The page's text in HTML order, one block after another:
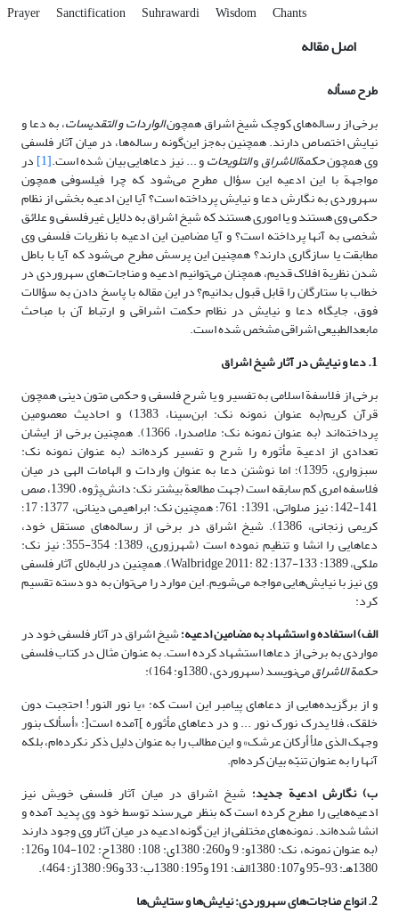
Prayer Sanctification Suhrawardi Wisdom Chants
اصل مقاله
طرح مسأله
برخی از رساله‌های کوچک شیخ اشراق همچونالواردات و التقدیسات، به دعا و
نیایش اختصاص دارند. همچنین به‌جز این‌گونه رساله‌ها، در میان آثار فلسفی
وی همچونحکمة‌الاشراقوالتلویحاتو ... نیز دعاهایی بیان شده است.[1] در
مواجهة با این ادعیه این سؤال مطرح می‌شود که چرا فیلسوفی همچون
سهروردی به نگارش دعا و نیایش پرداخته است؟ آیا این ادعیه بخشی از نظام
حکمی وی هستند و یا اموری هستند که شیخ اشراق به دلایل غیرفلسفی و علائق
شخصی به آنها پرداخته است؟ و آیا مضامین این ادعیه با نظریات فلسفی وی
مطابقت یا سازگاری دارند؟ همچنین این پرسش مطرح می‌شود که آیا با باطل
شدن نظریة افلاک قدیم، همچنان می‌توانیم ادعیه و مناجات‌های سهروردی در
خطاب با ستارگان را قابل قبول بدانیم؟ در این مقاله با پاسخ دادن به سؤالات
فوق، جایگاه دعا و نیایش در نظام حکمت اشراقی و ارتباط آن با مباحث
مابعدالطبیعی اشراقی مشخص شده است.
1. دعا و نیایش در آثار شیخ اشراق
برخی از فلاسفة اسلامی به تفسیر و یا شرح فلسفی و حکمی متون دینی همچون
قرآن کریم(به عنوان نمونه نک: ابن‌سینا، 1383) و احادیث معصومین
پرداخته‌اند (به عنوان نمونه نک: ملاصدرا، 1366). همچنین برخی از ایشان
تعدادی از ادعیة مأثوره را شرح و تفسیر کرده‌اند (به عنوان نمونه نک:
سبزواری، 1395)؛ اما نوشتن دعا به عنوان واردات و الهامات الهی در میان
فلاسفه امری کم سابقه است (جهت مطالعة بیشتر نک: دانش‌پژوه، 1390، صص
141-142؛ نیز صلواتی، 1391: 761؛ همچنین نک: ابراهیمی دینانی، 1377: 17؛
کریمی زنجانی، 1386). شیخ اشراق در برخی از رساله‌های مستقل خود،
دعاهایی را انشا و تنظیم نموده است (شهرزوری، 1389: 354-355؛ نیز نک:
ملکی، 1389: 133-137؛ Walbridge, 2011: 82). همچنین در لا‌به‌لای آثار فلسفی
وی نیز با نیایش‌هایی مواجه می‌شویم. این موارد را می‌توان به دو دسته تقسیم
کرد:
الف) استفاده و استشهاد به مضامین ادعیه؛شیخ اشراق در آثار فلسفی خود در
مواردی به برخی از دعاها استشهاد کرده است. به عنوان مثال در کتاب فلسفی
حکمة الاشراقمی‌نویسد (سهروردی، 1380و: 164):
و از برگزیده‌هایی از دعاهای پیامبر این است که: «یا نور النور! احتجبت دون
خلقک، فلا یدرک نورک نور ... و در دعاهای مأثوره ]آمده است[: «أسألک بنور
وجهک الذى ملأ أرکان عرشک» و این مطالب را به عنوان دلیل ذکر نکرده‌ام، بلکه
آنها را به عنوان تنبّه بیان کرده‌ام.
ب) نگارش ادعیة جدید؛ شیخ اشراق در میان آثار فلسفی خویش نیز
ادعیه‌هایی را مطرح کرده است که بنظر می‌رسند توسط خود وی پدید آمده و
انشا شده‌اند. نمونه‌های مختلفی از این گونه ادعیه در میان آثار وی وجود دارند
(به عنوان نمونه، نک: 1380و: 9 و260؛ 1380ی: 108؛ 1380ح: 102-104 و126؛
1380هـ: 93-95 و107؛ 1380الف: 191 و195؛ 1380ب: 33 و96؛ 1380ز: 464).
2. انواع مناجات‌های سهروردی: نیایش‌ها و ستایش‌ها